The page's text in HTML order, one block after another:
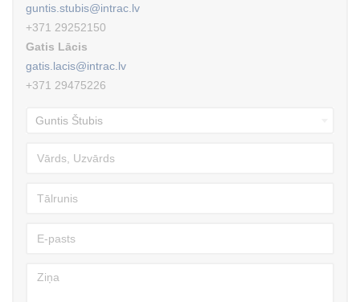
guntis.stubis@intrac.lv
+371 29252150
Gatis Lācis
gatis.lacis@intrac.lv
+371 29475226